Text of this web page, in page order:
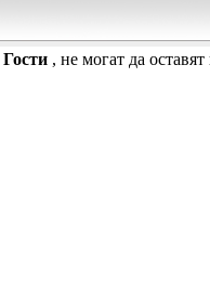
Гости , не могат да